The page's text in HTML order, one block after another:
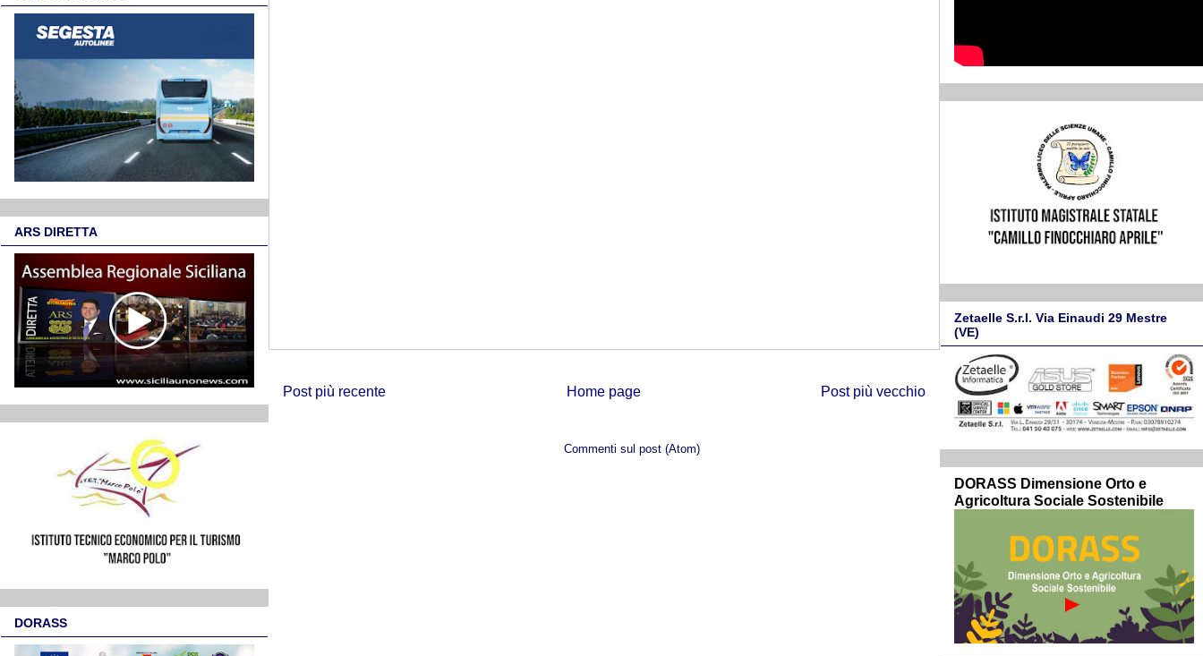
Post più recente Post più vecchio
Home page
Commenti sul post (Atom)
ARS DIRETTA
DORASS
Zetaelle S.r.l. Via Einaudi 29 Mestre
(VE)
DORASS Dimensione Orto e
Agricoltura Sociale Sostenibile